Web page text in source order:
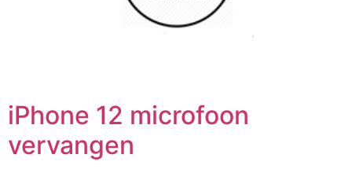
iPhone 12 microfoon
vervangen